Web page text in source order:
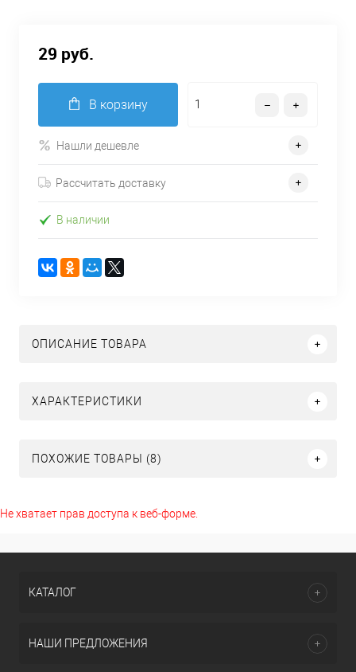
29 руб.
В корзину
Нашли дешевле
Рассчитать доставку
В наличии
ОПИСАНИЕ ТОВАРА
ХАРАКТЕРИСТИКИ
ПОХОЖИЕ ТОВАРЫ (8)
Не хватает прав доступа к веб-форме.
КАТАЛОГ
НАШИ ПРЕДЛОЖЕНИЯ